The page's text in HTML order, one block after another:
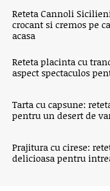
Reteta Cannoli
crocant si cremos pe
acasa
Reteta placinta cu
aspect spectaculos
Tarta cu capsune:
pentru un desert de
Prajitura cu cirese:
delicioasa pentru